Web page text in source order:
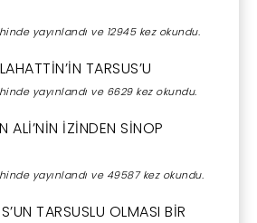
yayınlandı ve 12945 kez okundu.
TARSUS’U
yayınlandı ve 6629 kez okundu.
ALİ’NİN İZİNDEN SİNOP
yayınlandı ve 49587 kez okundu.
TARSUSLU OLMASI BİR